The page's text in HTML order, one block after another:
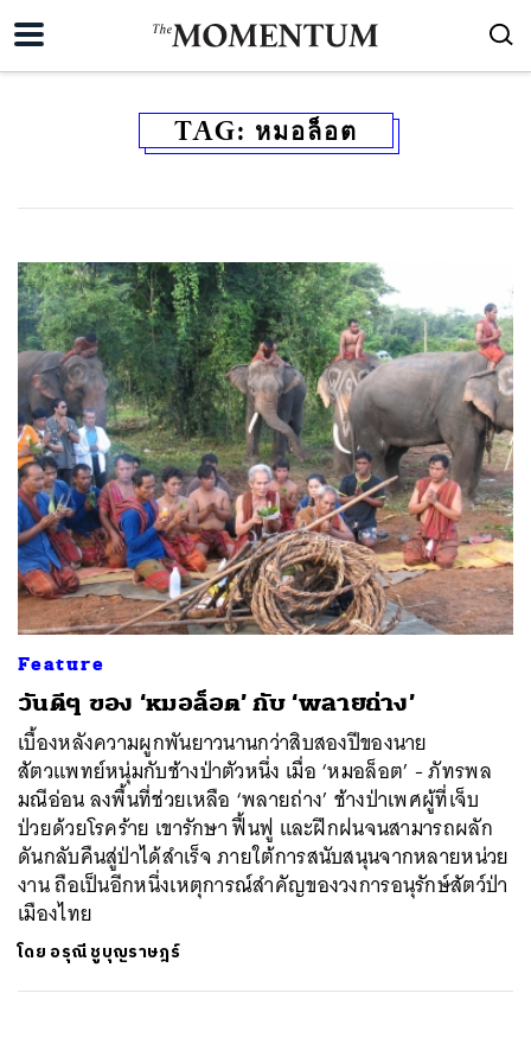
TAG: หมอล็อต
Feature
วันดีๆ ของ ‘หมอล็อต’ กับ ‘พลายถ่าง’
เบื้องหลังความผูกพันยาวนานกว่าสิบสองปีของนาย
สัตวแพทย์หนุ่มกับช้างป่าตัวหนึ่ง เมื่อ ‘หมอล็อต’ - ภัทรพล
มณีอ่อน ลงพื้นที่ช่วยเหลือ ‘พลายถ่าง’ ช้างป่าเพศผู้ที่เจ็บ
ป่วยด้วยโรคร้าย เขารักษา ฟื้นฟู และฝึกฝนจนสามารถผลัก
ดันกลับคืนสู่ป่าได้สำเร็จ ภายใต้การสนับสนุนจากหลายหน่วย
งาน ถือเป็นอีกหนึ่งเหตุการณ์สำคัญของวงการอนุรักษ์สัตว์ป่า
เมืองไทย
โดย อรุณี ชูบุญราษฎร์
ค้นหา